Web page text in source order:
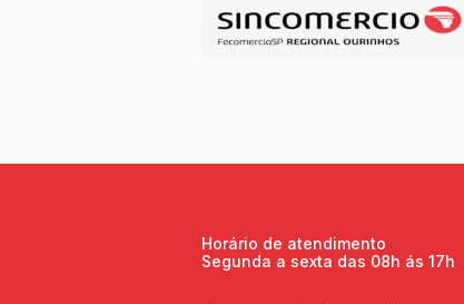
Horário de atendimento
Segunda a sexta das 08h ás 17h